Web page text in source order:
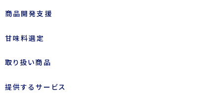
商品開発支援
甘味料選定
取り扱い商品
提供するサービス